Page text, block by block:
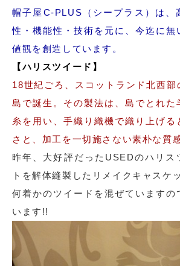
帽子屋C-PLUS（シープラス）は、
性・機能性・技術を元に、今迄に無
値観を創造しています。
【ハリスツイード】
18世紀ごろ、スコットランド北西部
島で誕生。その製法は、島でとれた
糸を用い、手織り織機で織り上げる
さと、加工を一切施さない素朴な質
昨年、大好評だったUSEDのハリス
トを解体縫製したリメイクキャスケ
何着かのツイードを混ぜていますの
います!!